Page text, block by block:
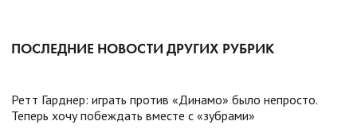
ПОСЛЕДНИЕ НОВОСТИ ДРУГИХ РУБРИК
Ретт Гарднер: играть против «Динамо» было непросто.
Теперь хочу побеждать вместе с «зубрами»